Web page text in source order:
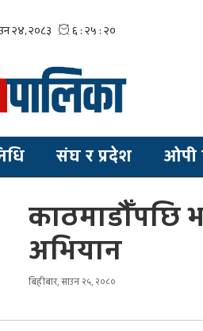
संघ र प्रदेश ओपी
काठमाडौँपछि
अभियान
बिहीबार, साउन २५, २०८०